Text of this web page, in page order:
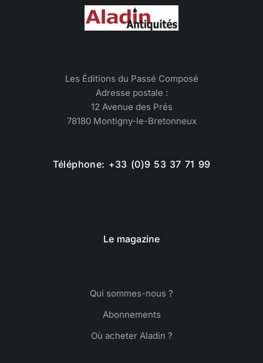
Les Éditions du Passé Composé
Adresse postale :
12 Avenue des Prés
78180 Montigny-le-Bretonneux
Téléphone: +33 (0)9 53 37 71 99
Le magazine
Qui sommes-nous ?
Abonnements
Où acheter Aladin ?